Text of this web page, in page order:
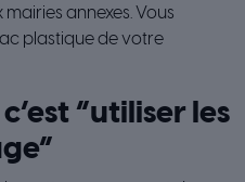
annexes. Vous
plastique de votre
“utiliser les